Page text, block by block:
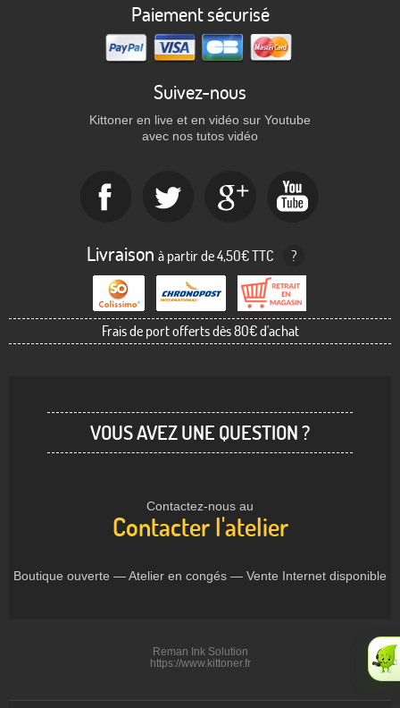
Paiement sécurisé
Suivez-nous
Kittoner en live et en vidéo sur Youtube
avec nos tutos vidéo
Livraison à partir de 4,50€ TTC ?
Frais de port offerts dès 80€ d'achat
VOUS AVEZ UNE QUESTION ?
Contactez-nous au
Contacter l'atelier
Boutique ouverte — Atelier en congés — Vente Internet disponible
Reman Ink Solution
https://www.kittoner.fr